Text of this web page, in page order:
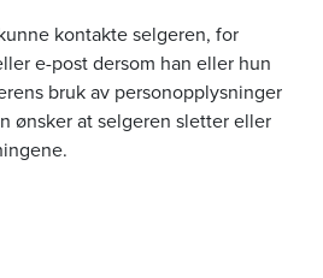
kontakte selgeren, for
e-post dersom han eller hun
bruk av personopplysninger
ønsker at selgeren sletter eller